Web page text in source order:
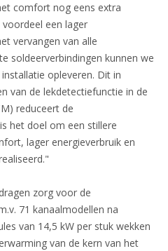
comfort nog eens extra
een lager
vervangen van alle
soldeerverbindingen kunnen we
opleveren. Dit in
van de lekdetectiefunctie in de
reduceert de
het doel om een stillere
lager energieverbruik en
zorg voor de
71 kanaalmodellen na
van 14,5 kW per stuk wekken
van de kern van het